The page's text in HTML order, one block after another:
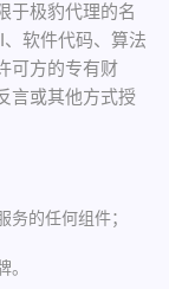
极豹代理的名
软件代码、算法
可方的专有财
言或其他方式授
的任何组件；